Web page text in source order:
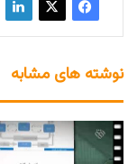
نوشته های مشابه